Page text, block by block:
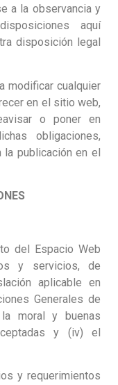
a la observancia y
aquí
disposición legal
modificar cualquier
en el sitio web,
o poner en
obligaciones,
publicación en el
del Espacio Web
y servicios, de
aplicable en
Generales de
moral y buenas
y (iv) el
y requerimientos